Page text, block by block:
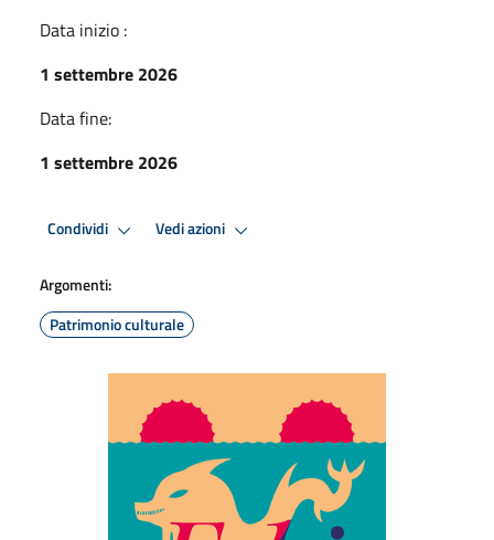
Data inizio :
1 settembre 2026
Data fine:
1 settembre 2026
Condividi Vedi azioni
Argomenti:
Patrimonio culturale